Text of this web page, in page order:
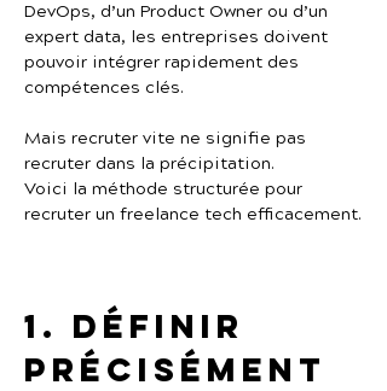
DevOps, d’un Product Owner ou d’un
expert data, les entreprises doivent
pouvoir intégrer rapidement des
compétences clés.
Mais recruter vite ne signifie pas
recruter dans la précipitation.
Voici la méthode structurée pour
recruter un freelance tech efficacement.
1. Définir
précisément